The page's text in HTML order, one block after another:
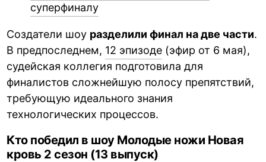
суперфиналу
Создатели шоу разделили финал на две части.
В предпоследнем, 12 эпизоде (эфир от 6 мая),
судейская коллегия подготовила для
финалистов сложнейшую полосу препятствий,
требующую идеального знания
технологических процессов.
Кто победил в шоу Молодые ножи Новая
кровь 2 сезон (13 выпуск)